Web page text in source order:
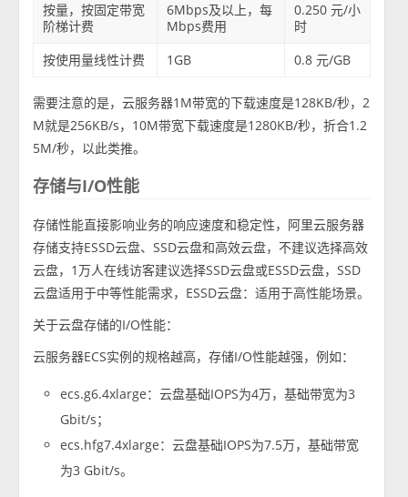
按量，按固定带宽
阶梯计费
6Mbps及以上，每
Mbps费用
0.250 元/小
时
按使用量线性计费
1GB 0.8 元/GB
需要注意的是，云服务器1M带宽的下载速度是128KB/秒，2
M就是256KB/s，10M带宽下载速度是1280KB/秒，折合1.2
5M/秒，以此类推。
存储与I/O性能
存储性能直接影响业务的响应速度和稳定性，阿里云服务器
存储支持ESSD云盘、SSD云盘和高效云盘，不建议选择高效
云盘，1万人在线访客建议选择SSD云盘或ESSD云盘，SSD
云盘适用于中等性能需求，ESSD云盘：适用于高性能场景。
关于云盘存储的I/O性能：
云服务器ECS实例的规格越高，存储I/O性能越强，例如：
ecs.g6.4xlarge：云盘基础IOPS为4万，基础带宽为3
Gbit/s；
ecs.hfg7.4xlarge：云盘基础IOPS为7.5万，基础带宽
为3 Gbit/s。